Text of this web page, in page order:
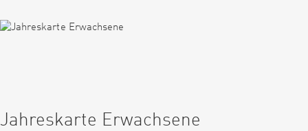
Jahreskarte Erwachsene